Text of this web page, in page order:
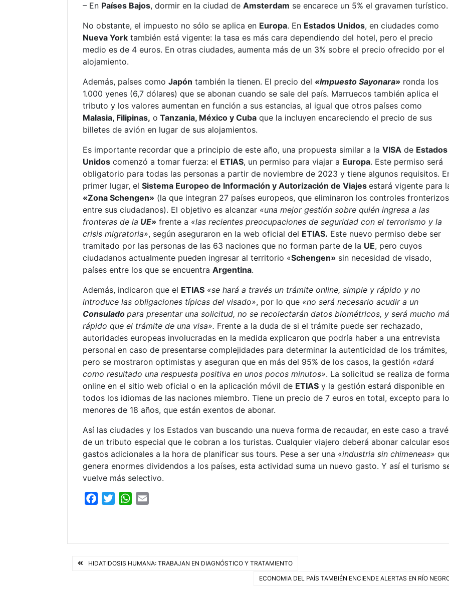
– En Países Bajos, dormir en la ciudad deAmsterdam se encarece un 5% el gravamen turístico.
No obstante, el impuesto no sólo se aplica en Europa. En Estados Unidos, en ciudades como
Nueva York también está vigente: la tasa es más cara dependiendo del hotel, pero el precio
medio es de 4 euros. En otras ciudades, aumenta más de un 3% sobre el precio ofrecido por el
alojamiento.
Además, países comoJapón también la tienen. El precio del «Impuesto Sayonara» ronda los
1.000 yenes (6,7 dólares) que se abonan cuando se sale del país. Marruecos también aplica el
tributo y los valores aumentan en función a sus estancias, al igual que otros países como
Malasia, Filipinas, o Tanzania, México y Cuba que la incluyen encareciendo el precio de sus
billetes de avión en lugar de sus alojamientos.
Es importante recordar que a principio de este año, una propuesta similar a laVISA de Estados
Unidos comenzó a tomar fuerza: el ETIAS, un permiso para viajar a Europa. Este permiso será
obligatorio para todas las personas a partir de noviembre de 2023 y tiene algunos requisitos.
primer lugar, elSistema Europeo de Información y Autorización de Viajesestará vigente para
«Zona Schengen» (la que integran 27 países europeos, que eliminaron los controles fronterizos
entre sus ciudadanos). El objetivo es alcanzar «una mejor gestión sobre quién ingresa a las
fronteras de la UE» frente a «las recientes preocupaciones de seguridad con el terrorismo y la
crisis migratoria», según aseguraron en la web oficial del ETIAS. Este nuevo permiso debe ser
tramitado por las personas de las 63 naciones que no forman parte de la UE, pero cuyos
ciudadanos actualmente pueden ingresar al territorio «Schengen» sin necesidad de visado,
países entre los que se encuentraArgentina.
Además, indicaron que el ETIAS «se hará a través un trámite online, simple y rápido y no
introduce las obligaciones típicas del visado», por lo que «no será necesario acudir a un
Consuladopara presentar una solicitud, no se recolectarán datos biométricos, y será mucho
rápido que el trámite de una visa». Frente a la duda de si el trámite puede ser rechazado,
autoridades europeas involucradas en la medida explicaron que podría haber a una entrevista
personal en caso de presentarse complejidades para determinar la autenticidad de los trámites,
pero se mostraron optimistas y aseguran que en más del 95% de los casos, la gestión «dará
como resultado una respuesta positiva en unos pocos minutos». La solicitud se realiza de
online en el sitio web oficial o en la aplicación móvil de ETIAS y la gestión estará disponible en
todos los idiomas de las naciones miembro. Tiene un precio de 7 euros en total, excepto para
menores de 18 años, que están exentos de abonar.
Así las ciudades y los Estados van buscando una nueva forma de recaudar, en este caso a
de un tributo especial que le cobran a los turistas. Cualquier viajero deberá abonar calcular
gastos adicionales a la hora de planificar sus tours. Pese a ser una «industria sin chimeneas»
genera enormes dividendos a los países, esta actividad suma un nuevo gasto. Y así el turismo
vuelve más selectivo.
o
e
W
A
Navegación
HIDATIDOSIS HUMANA: TRABAJAN EN DIAGNÓSTICO Y TRATAMIENTO
ECONOMIA DEL PAÍS TAMBIÉN ENCIENDE ALERTAS EN RÍO